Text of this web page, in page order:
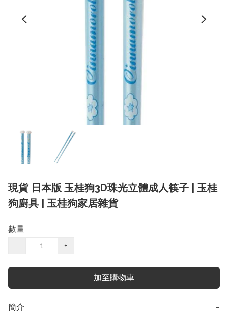
現貨 日本版 玉桂狗3D珠光立體成人筷子 | 玉桂
狗廚具 | 玉桂狗家居雜貨
數量
−
+
加至購物車
簡介 −